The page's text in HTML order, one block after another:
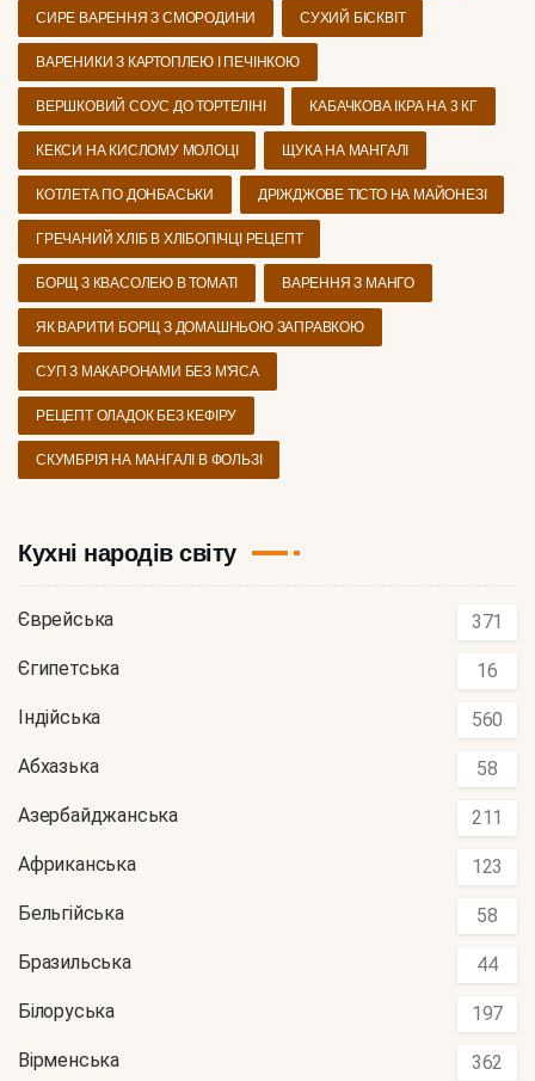
СИРЕ ВАРЕННЯ З СМОРОДИНИ СУХИЙ БІСКВІТ
ВАРЕНИКИ З КАРТОПЛЕЮ І ПЕЧІНКОЮ
ВЕРШКОВИЙ СОУС ДО ТОРТЕЛІНІ КАБАЧКОВА ІКРА НА 3 КГ
КЕКСИ НА КИСЛОМУ МОЛОЦІ ЩУКА НА МАНГАЛІ
КОТЛЕТА ПО ДОНБАСЬКИ ДРІЖДЖОВЕ ТІСТО НА МАЙОНЕЗІ
ГРЕЧАНИЙ ХЛІБ В ХЛІБОПІЧЦІ РЕЦЕПТ
БОРЩ З КВАСОЛЕЮ В ТОМАТІ ВАРЕННЯ З МАНГО
ЯК ВАРИТИ БОРЩ З ДОМАШНЬОЮ ЗАПРАВКОЮ
СУП З МАКАРОНАМИ БЕЗ М'ЯСА
РЕЦЕПТ ОЛАДОК БЕЗ КЕФІРУ
СКУМБРІЯ НА МАНГАЛІ В ФОЛЬЗІ
Кухні народів світу
Єврейська 371
Єгипетська 16
Індійська 560
Абхазька 58
Азербайджанська 211
Африканська 123
Бельгійська 58
Бразильська 44
Білоруська 197
Вірменська 362